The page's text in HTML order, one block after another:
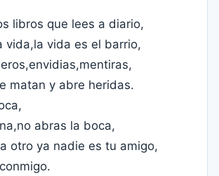
libros que lees a diario,
vida,la vida es el barrio,
matan y abre heridas.
abras la boca,
otro ya nadie es tu amigo,